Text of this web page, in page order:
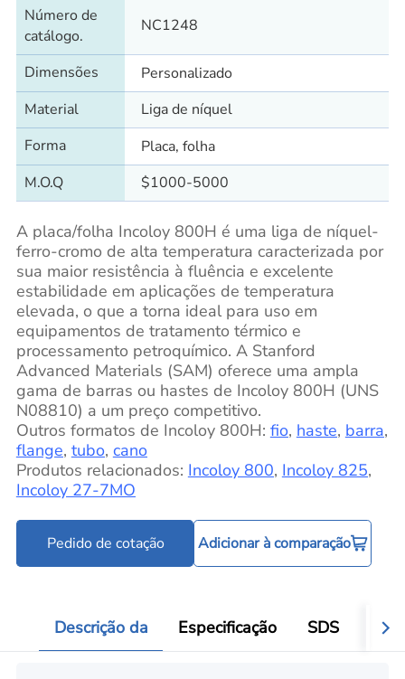
Número de
catálogo.
NC1248
Dimensões
Personalizado
Material
Liga de níquel
Forma
Placa, folha
M.O.Q
$1000-5000
A placa/folha Incoloy 800H é uma liga de níquel-
ferro-cromo de alta temperatura caracterizada por
sua maior resistência à fluência e excelente
estabilidade em aplicações de temperatura
elevada, o que a torna ideal para uso em
equipamentos de tratamento térmico e
processamento petroquímico. A Stanford
Advanced Materials (SAM) oferece uma ampla
gama de barras ou hastes de Incoloy 800H (UNS
N08810) a um preço competitivo.
Outros formatos de Incoloy 800H: fio, haste, barra,
flange, tubo, cano
Produtos relacionados: Incoloy 800, Incoloy 825,
Incoloy 27-7MO
Pedido de cotação Adicionar à comparação
Descrição da Especificação SDS